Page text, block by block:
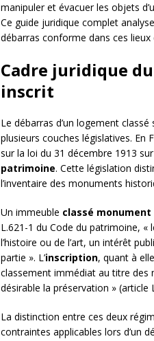
manipuler et évacuer les objets
Ce guide juridique complet
débarras conforme dans ces lieux
Cadre juridique
inscrit
Le débarras d’un logement
plusieurs couches législatives.
sur la loi du 31 décembre 1913
patrimoine. Cette législation
l’inventaire des monuments
Un immeuble classé
L.621-1 du Code du patrimoine,
l’histoire ou de l’art, un intérêt
partie ». L’inscription, quant à
classement immédiat au titre
désirable la préservation » (article
La distinction entre ces deux
contraintes applicables lors d’un